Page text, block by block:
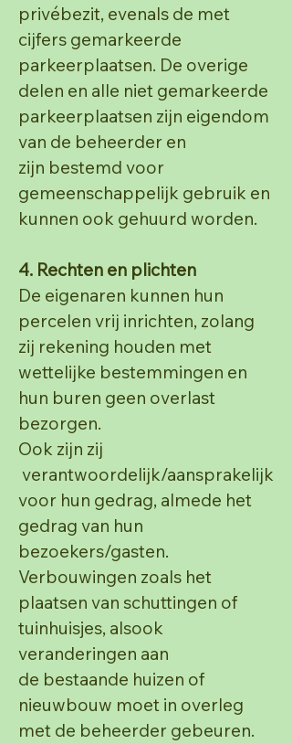
privébezit, evenals de met
cijfers gemarkeerde
parkeerplaatsen. De overige
delen en alle niet gemarkeerde
parkeerplaatsen zijn eigendom
van de beheerder en
zijn bestemd voor
gemeenschappelijk gebruik en
kunnen ook gehuurd worden.
4. Rechten en plichten
De eigenaren kunnen hun
percelen vrij inrichten, zolang
zij rekening houden met
wettelijke bestemmingen en
hun buren geen overlast
bezorgen.
Ook zijn zij
verantwoordelijk/aansprakelijk
voor hun gedrag, almede het
gedrag van hun
bezoekers/gasten.
Verbouwingen zoals het
plaatsen van schuttingen of
tuinhuisjes, alsook
veranderingen aan
de bestaande huizen of
nieuwbouw moet in overleg
met de beheerder gebeuren.